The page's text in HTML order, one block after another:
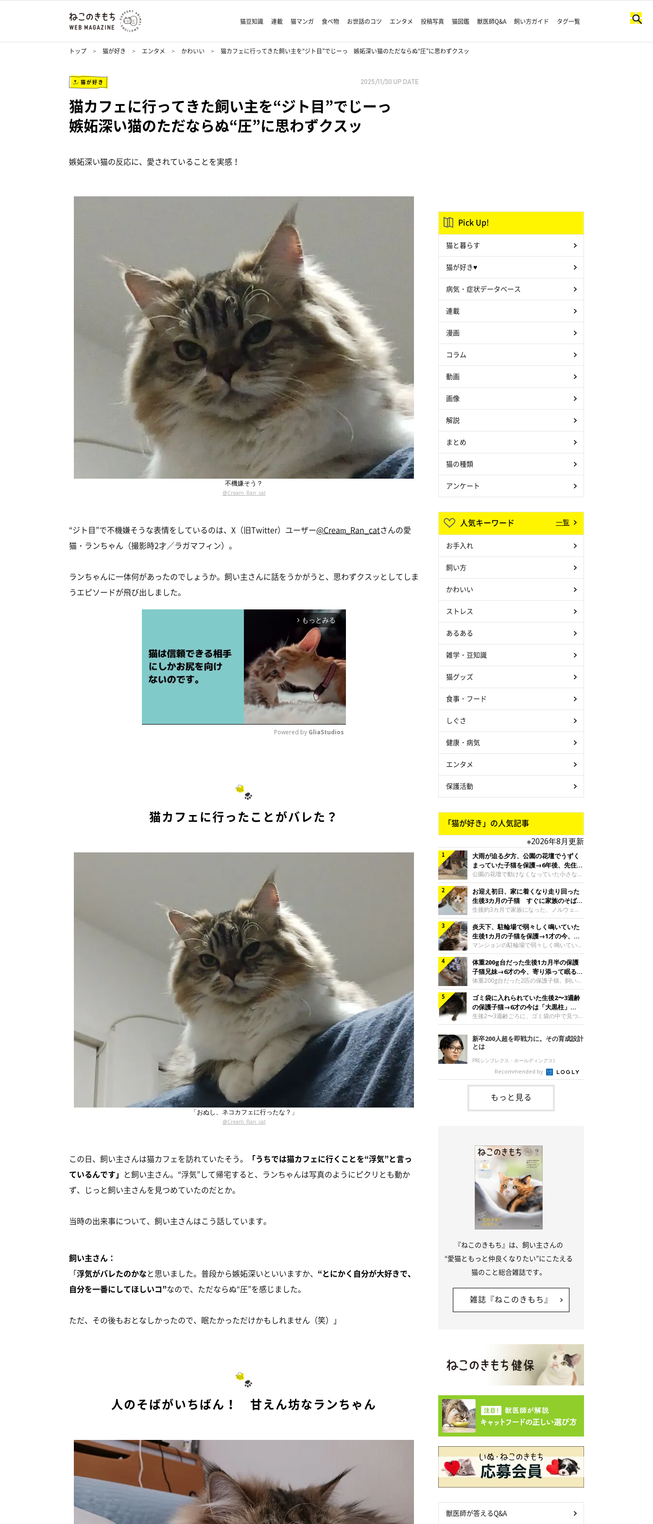
猫豆知識 連載 猫マンガ 食べ物 お世話のコツ エンタメ 投稿写真 猫図鑑 獣医師Q&A 飼い方ガイド タグ一覧
トップ 猫が好き エンタメ かわいい 猫カフェに行ってきた飼い主を“ジト目”でじーっ 嫉妬深い猫のただならぬ“圧”に思わずクスッ
猫が好き 2025/11/30 UP DATE
猫カフェに行ってきた飼い主を“ジト目”でじーっ
嫉妬深い猫のただならぬ“圧”に思わずクスッ
嫉妬深い猫の反応に、愛されていることを実感！
不機嫌そう？
@Cream_Ran_cat
“ジト目”で不機嫌そうな表情をしているのは、X（旧Twitter）ユーザー@Cream_Ran_catさんの愛
猫・ランちゃん（撮影時2才／ラガマフィン）。
ランちゃんに一体何があったのでしょうか。飼い主さんに話をうかがうと、思わずクスッとしてしま
うエピソードが飛び出しました。
arrow_forward_ios もっとみる
Powered by GliaStudios
猫カフェに行ったことがバレた？
「おぬし、ネコカフェに行ったな？」
@Cream_Ran_cat
この日、飼い主さんは猫カフェを訪れていたそう。
「うちでは猫カフェに行くことを“浮気”と言っ
ているんです」 と飼い主さん。“浮気”して帰宅すると、ランちゃんは写真のようにピクリとも動か
ず、じっと飼い主さんを見つめていたのだとか。
当時の出来事について、飼い主さんはこう話しています。
飼い主さん：
「浮気がバレたのかなと思いました。普段から嫉妬深いといいますか、 “とにかく自分が大好きで、
自分を一番にしてほしいコ”なので、ただならぬ“圧”を感じました。
ただ、その後もおとなしかったので、眠たかっただけかもしれません（笑）」
人のそばがいちばん！ 甘えん坊なランちゃん
Pick Up!
猫と暮らす
猫が好き♥
病気・症状データベース
連載
漫画
コラム
動画
画像
解説
まとめ
猫の種類
アンケート
人気キーワード 一覧
お手入れ
飼い方
かわいい
ストレス
あるある
雑学・豆知識
猫グッズ
食事・フード
しぐさ
健康・病気
エンタメ
保護活動
「猫が好き」の人気記事
※2026年8月更新
大雨が迫る夕方、公園の花壇でうずく
まっていた子猫を保護→6年後、先住猫
と“姉妹”のような関係に
公園の花壇で動けなくなっていた小さな子
猫。家族に迎えられてから6年、先住猫と
の間には深い絆が育まれていました。保護
当時のティダちゃん。
@muumuu62197189紹介するのは、
X（旧Twitter）ユーザー
@muumuu62197189さんの愛猫・ティダ
ちゃん（取材時6才）の成長記録です。こ
ちらは、生後3カ月ごろのティダちゃん。
飼い主さんが出会ったのは、夜から大雨に
なると予報されていた日の夕方でした。花
壇で動けずにいた子猫保護したばかりのテ
ィダちゃん。@muumuu62197189飼い主
さんは、公園の
お迎え初日、家に着くなり走り回った
生後3カ月の子猫 すぐに家族のそばで
落ち着く姿に「迎えてよかった」
生後約3カ月で家族になった、ノルウェー
ジャンフォレストキャットの子猫。お迎え
翌日には、すでに家でくつろぐ様子を見せ
ていました。お迎え翌日、ベッドでうとう
とするむうちゃんお迎え翌日のむうちゃ
ん。@umimugi0304紹介するのは、
Instagramユーザー@umimugi0304さんの
愛猫・むうちゃん（撮影時、生後約3カ月
／ノルウェージャンフォレストキャッ
ト）。こちらは、お迎え翌日に撮影された
一枚。ゴハンをお腹いっぱい食べたむうち
ゃんは眠くなり、飼い主さん夫婦のベッド
でうとうとし始めたのだとか。飼い主さ
炎天下、駐輪場で弱々しく鳴いていた
生後1カ月の子猫を保護→1才の今、筋
肉質でツンデレなコに成長
マンションの駐輪場で弱々しく鳴いてい
た、生後1カ月ほどの子猫。家族に迎えら
れてから1年、体も行動も大きく成長しま
した。炎天下の駐輪場で鳴いていた小さな
子猫保護当時のモモちゃん。@Kingponzu
紹介するのは、X（旧Twitter）ユーザー
@Kingponzuさんの愛猫・モモちゃん（取
材時1才）の成長記録です。こちらは、モ
モちゃんが生後1カ月ごろに撮影された一
枚。飼い主さんの自宅マンションの駐輪場
です。子猫時代のモモちゃん。
@Kingponzuその日は気温が35℃を
体重200g台だった生後1カ月半の保護
子猫兄妹→6才の今、寄り添って眠る姿
にほっこり！
体重200g台だった2匹の保護子猫。飼い主
さんの家族になってから6年、ともに成長
するなかで、2匹の関係にも少しずつ変化
が見られました。家族になったばかりの小
さな兄妹猫（写真上から）妹猫・てんちゃ
ん、兄猫・ラムくん。@ten_ramu紹介す
るのは、X（旧Twitter）ユーザー
@ten_ramuさんの愛猫・ラムくんとてん
ちゃん（ともに取材時6才）の成長記録で
す。この写真は、お迎えして間もない生後
1カ月半ごろの2匹。当時、ラムくんは260
グラム、てんちゃんは209グラムと、どち
らもとても小さな体でした。2匹
ゴミ袋に入れられていた生後2〜3週齢
の保護子猫→6才の今は「大黒柱」
に！ 美しい黒猫に成長した姿にグッ
とくる
生後2〜3週齢ごろに、ゴミ袋の中で見つか
った小さな命。ミルクから育てられたその
子猫は今、家族に欠かせない存在へと成長
しました。ゴミ袋の中で見つかった、ミニ
モグラのような子猫よちよち歩きをしてい
たころの、生後2〜3週齢ごろのドンちゃ
ん。@doddou_1今回紹介するのは、
X（旧Twitter）ユーザー@doddou_1さん
の愛猫・ドンちゃん（取材時、推定6才／
本名：ドミトリー・ドンスコイ）。ドンち
ゃんは、保護猫でした。ドンちゃんが見つ
かったのは、飼い主さんの姉の勤め先の敷
新卒200人超を即戦力に。その育成設計
とは
PR(シンプレクス・ホールディングス)
Recommended by
もっと見る
『ねこのきもち』は、飼い主さんの
“愛猫ともっと仲良くなりたい”にこたえる
猫のこと総合雑誌です。
雑誌『ねこのきもち』
獣医師が答えるQ&A